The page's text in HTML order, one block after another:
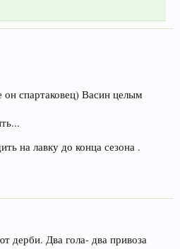
спартаковец) Васин целым
на лавку до конца сезона .
дерби. Два гола- два привоза